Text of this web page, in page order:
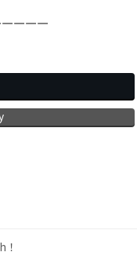
ーーー